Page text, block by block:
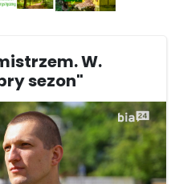
W.
sezon"